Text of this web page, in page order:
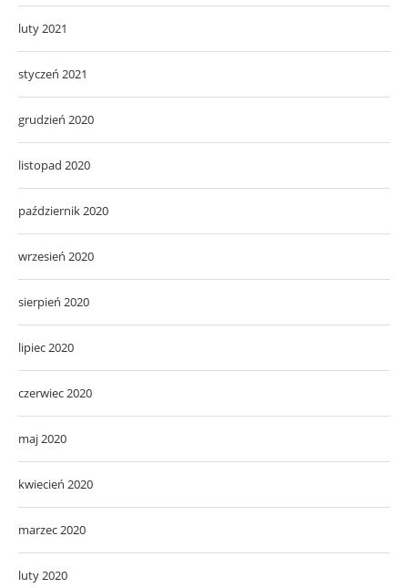
luty 2021
styczeń 2021
grudzień 2020
listopad 2020
październik 2020
wrzesień 2020
sierpień 2020
lipiec 2020
czerwiec 2020
maj 2020
kwiecień 2020
marzec 2020
luty 2020